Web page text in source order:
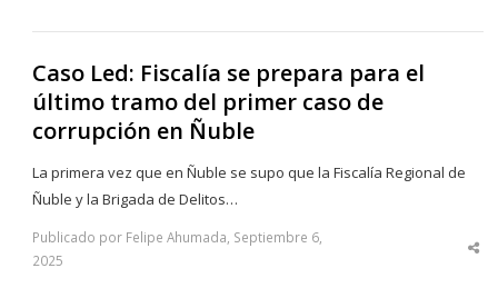
Caso Led: Fiscalía se prepara para el
último tramo del primer caso de
corrupción en Ñuble
La primera vez que en Ñuble se supo que la Fiscalía Regional de
Ñuble y la Brigada de Delitos…
Publicado por Felipe Ahumada, Septiembre 6,
2025